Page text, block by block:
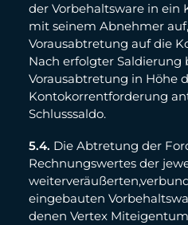
der Vorbehaltsware in ein
mit seinem Abnehmer
Vorausabtretung auf die
Nach erfolgter Saldierung
Vorausabtretung in Höhe
Kontokorrentforderung
Schlusssaldo.
5.4. Die Abtretung der
Rechnungswertes der
eingebauten
denen Vertex